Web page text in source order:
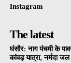
Instagram
The latest
घंसौर: नाग पंचमी के
कांवड़ यात्रा, नर्मदा